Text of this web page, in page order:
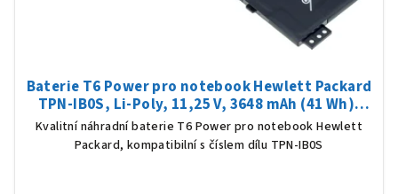
Baterie T6 Power pro notebook Hewlett Packard
TPN-IB0S, Li-Poly, 11,25 V, 3648 mAh (41 Wh),
černá
Kvalitní náhradní baterie T6 Power pro notebook Hewlett
Packard, kompatibilní s číslem dílu TPN-IB0S